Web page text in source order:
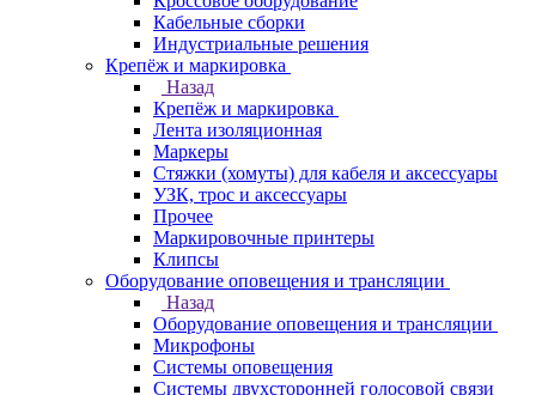
Кабельные сборки
Индустриальные решения
Крепёж и маркировка
Назад
Крепёж и маркировка
Лента изоляционная
Маркеры
Стяжки (хомуты) для кабеля и аксессуары
УЗК, трос и аксессуары
Прочее
Маркировочные принтеры
Клипсы
Оборудование оповещения и трансляции
Назад
Оборудование оповещения и трансляции
Микрофоны
Системы оповещения
Системы двухсторонней голосовой связи